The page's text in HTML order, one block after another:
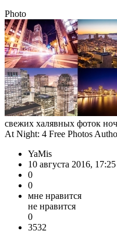
Photo
свежих халявных фоток
At Night: 4 Free Photos
YaMis
10 августа 2016, 17:25
0
0
мне нравится
не нравится
0
3532